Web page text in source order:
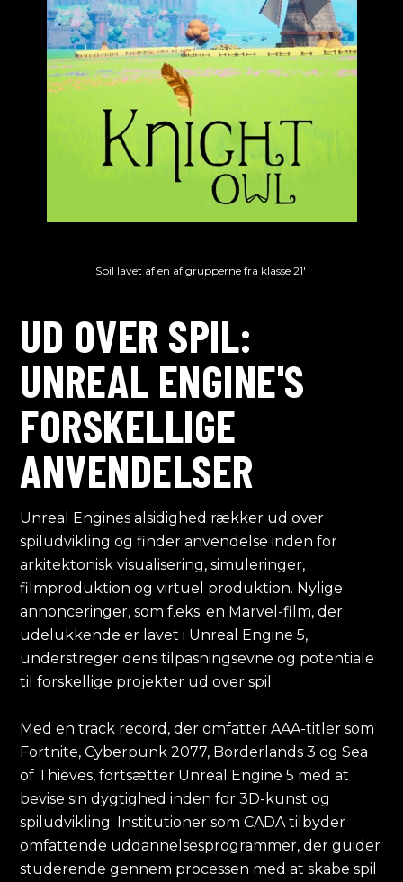
Spil lavet af en af grupperne fra klasse 21'
UD OVER SPIL:
UNREAL ENGINE'S
FORSKELLIGE
ANVENDELSER
Unreal Engines alsidighed rækker ud over
spiludvikling og finder anvendelse inden for
arkitektonisk visualisering, simuleringer,
filmproduktion og virtuel produktion. Nylige
annonceringer, som f.eks. en Marvel-film, der
udelukkende er lavet i Unreal Engine 5,
understreger dens tilpasningsevne og potentiale
til forskellige projekter ud over spil.
Med en track record, der omfatter AAA-titler som
Fortnite, Cyberpunk 2077, Borderlands 3 og Sea
of Thieves, fortsætter Unreal Engine 5 med at
bevise sin dygtighed inden for 3D-kunst og
spiludvikling. Institutioner som CADA tilbyder
omfattende uddannelsesprogrammer, der guider
studerende gennem processen med at skabe spil